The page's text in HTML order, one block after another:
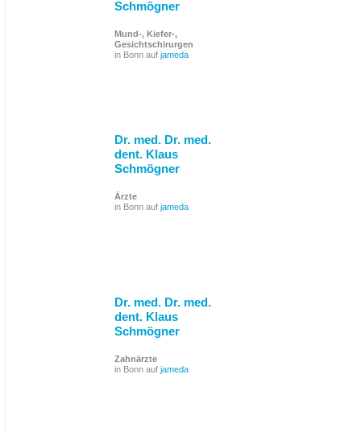
Schmögner
Mund-, Kiefer-,
Gesichtschirurgen
in Bonn auf jameda
Dr. med. Dr. med.
dent. Klaus
Schmögner
Ärzte
in Bonn auf jameda
Dr. med. Dr. med.
dent. Klaus
Schmögner
Zahnärzte
in Bonn auf jameda